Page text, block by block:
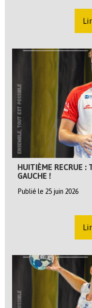
HUITIÈME RECRUE :
GAUCHE !
Publié le 25 juin 2026